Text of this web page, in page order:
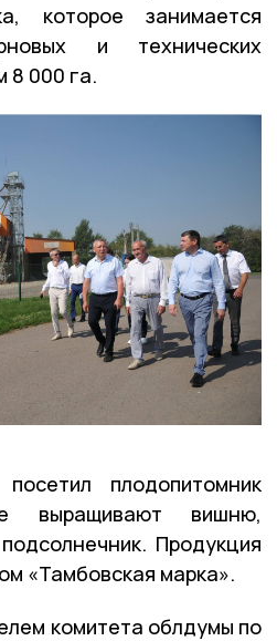
которое занимается
и технических
8 000 га.
плодопитомник
выращивают вишню,
Продукция
«Тамбовская марка».
комитета облдумы по